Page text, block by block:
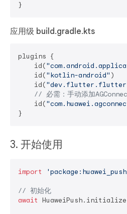
应用级 build.gradle.kts
plugins {
    id(
    id(
"kotlin-android" )
    id(
// 必需：手动添加
    id(
3. 开始使用
import
// 初始化
await